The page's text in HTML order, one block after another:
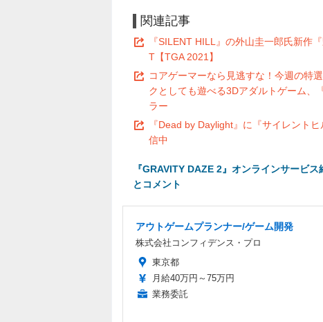
関連記事
『SILENT HILL』の外山圭一郎氏新作
T【TGA 2021】
コアゲーマーなら見逃すな！今週の特
クとしても遊べる3Dアダルトゲーム、
ラー
『Dead by Daylight』に『サイレント
信中
『GRAVITY DAZE 2』オンラインサービ
とコメント
アウトゲームプランナー/ゲーム開発
株式会社コンフィデンス・プロ
東京都
月給40万円～75万円
業務委託